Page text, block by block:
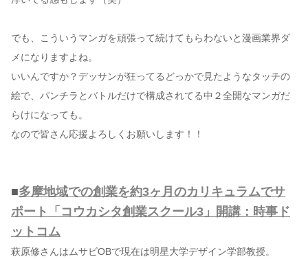
でも、こういうマンガを頑張って続けてもらわないと漫画業界ダ
メになりますよね。
いいんですか？デッサンが狂ってるどっかで見たようなタッチの
絵で、パンチラとバトルだけで構成されてる中２全開なマンガだ
らけになっても。
なので皆さん応援よろしくお願いします！！
■多摩地域での創業を約3ヶ月のカリキュラムでサ
ポート「コウカシタ創業スクール3」開講：時事ド
ットコム
萩原修さんはムサビOBで現在は明星大学デザイン学部教授。